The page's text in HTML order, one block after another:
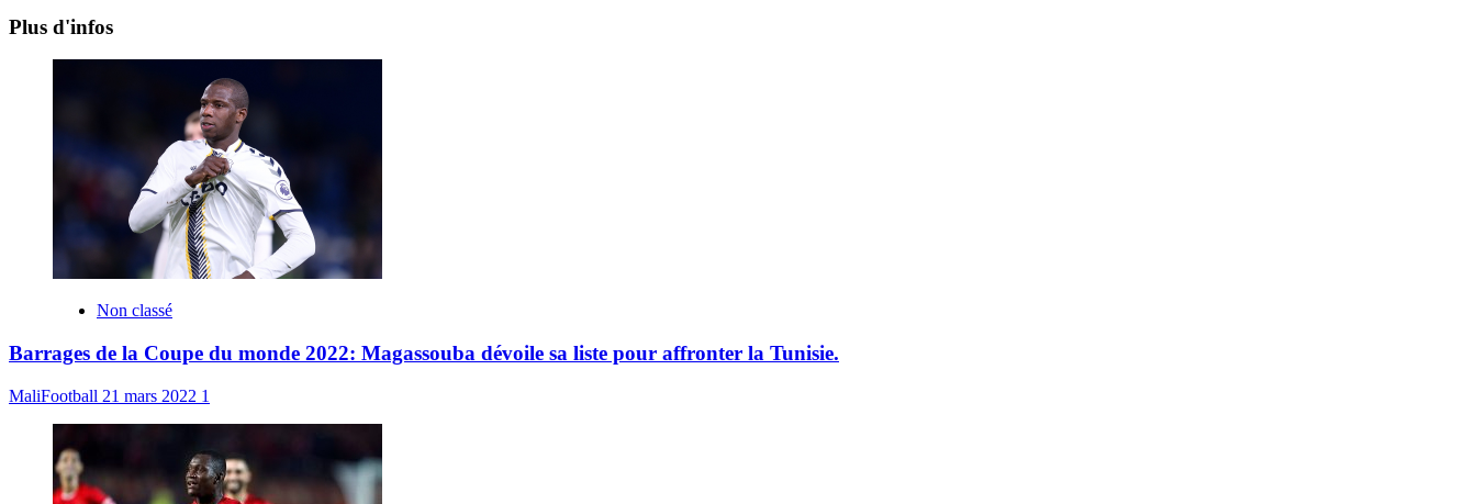
Plus d'infos
Non classé
Barrages de la Coupe du monde 2022: Magassouba dévoile sa liste pour affronter la Tunisie.
MaliFootball 21 mars 2022 1